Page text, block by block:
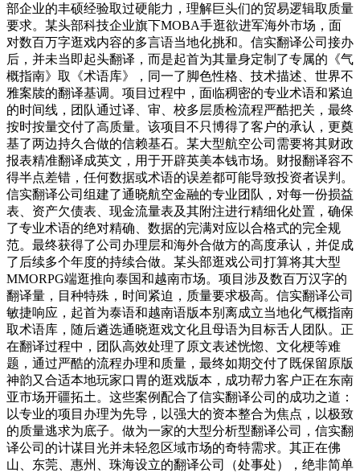
部企业的丰硕经验取过硬能力，理解巨头们的贸易逻辑取质量
要求。某头部科技企业旗下MOBA手逛欲进军海外市场，面
对数百万字逛戏内容的多言语当地化挑和。信实翻译公司接办
后，并未当即起头翻译，而是起首为其量身定制了专属的《气
概指南》取《术语库》，同一了脚色性格、技术描述、世界不
雅案牍的翻译基调。项目过程中，面临稠密的专业术语和紧迫
的时间线，团队通过译、审、校多层质检流程严酷把关，最终
按时按量交付了高质量。该项目不只博得了客户的承认，更奠
基了两边持久合做的信赖基石。某大型航空公司需要将其财政
报表精准翻译成英文，用于开辟英美本钱市场。财报翻译容不
得半点差错，任何数据或术语的误差都可能导致投资者误判。
信实翻译公司组建了通晓航空金融的专业团队，对每一份损益
表、资产欠债表、现金流量表及其附注进行精细化处置，确保
了专业术语的绝对精确、数据的完满对应以合格式的完全规
范。最终获得了公司办理层和海外合做方的高度承认，并促成
了后续多个年度的持续合做。某头部逛戏公司打算将其大型
MMORPG端逛推向泰国和越南市场。项目涉及数百万汉字的
翻译量，目种特殊，时间紧迫，质量要求极高。信实翻译公司
敏捷响应，起首为泰语和越南语版本别离成立当地化气概指南
取术语库，随后遴选通晓逛戏文化且母语为目标舌人团队。正
在翻译过程中，团队高效处理了原文表述恍惚、文化梗等难
题，通过严酷的流程办理和质量，最终如期交付了既保留原版
神韵又合适本地玩家口胃的逛戏版本，成功帮力客户正在东南
亚市场开疆拓土。这些案例配合了信实翻译公司的成功之道：
以专业的项目办理为先导，以强大的资本整合为焦点，以极致
的质量逃求为底子。做为一家的大型分析型翻译公司，信实翻
译公司的计谋目光并未轻忽区域市场的奇特需求。其正在佛
山、东莞、惠州、珠海设立的翻译公司（处事处），绝非简单